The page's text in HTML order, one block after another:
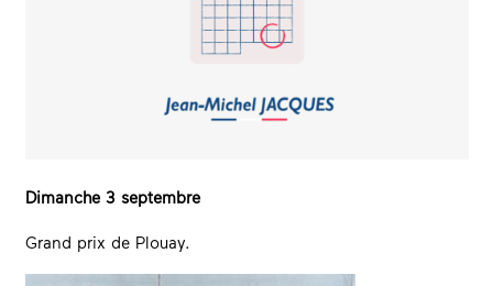
Dimanche 3 septembre
Grand prix de Plouay.